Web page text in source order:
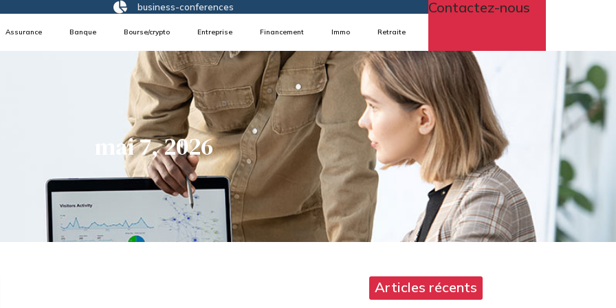
business-conferences
Assurance Banque Bourse/crypto Entreprise Financement Immo Retraite
Contactez-nous
mai 7, 2026
Articles récents